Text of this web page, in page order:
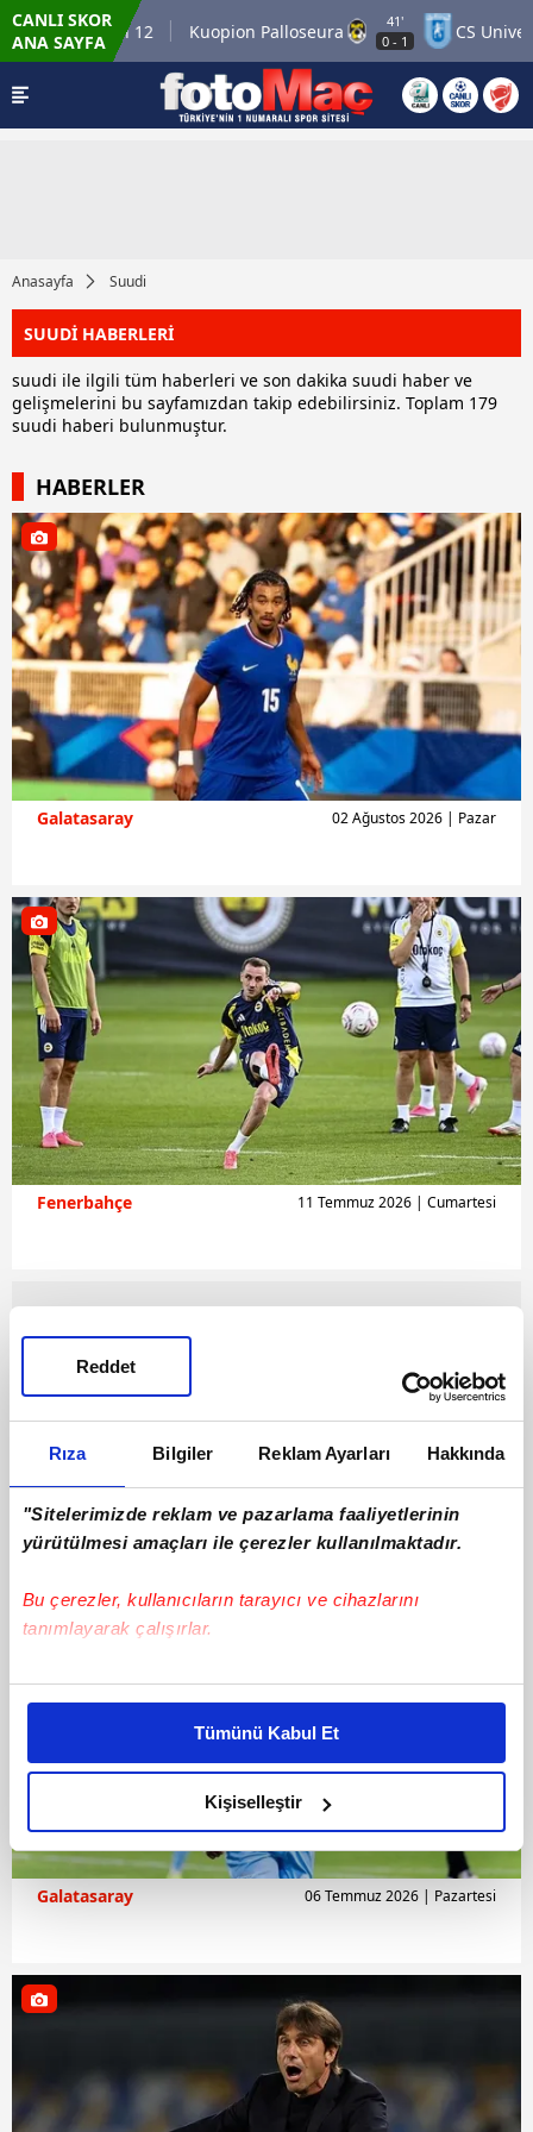
Rıza Bilgiler Reklam Ayarları Hakkında
"Sitelerimizde reklam ve pazarlama faaliyetlerinin
yürütülmesi amaçları ile çerezler kullanılmaktadır.
Bu çerezler, kullanıcıların tarayıcı ve cihazlarını
tanımlayarak çalışırlar.
Bu çerezlere izin vermeniz halinde sizlere özel
daha iyi reklam deneyimi yaşatabiliriz. Bunu yaparken
amacımızın size daha iyi bir reklam deneyimi sunmak
olduğunu ve sizlere en iyi içerikleri sunabilmek adına
elimizden gelen çabayı gösterdiğimizi ve bu noktada,
reklamların maliyetlerimizi karşılamak noktasında tek gelir
kalemimiz olduğunu sizlere hatırlatmak isteriz.
takdirde, kullanıcılara hedefli reklamlar
gösterilmeyecektir."
Sizlere daha iyi bir hizmet sunabilmek için İnternet
Sitemizde kendimize ve üçüncü kişilere ait çerezler
kullanılmaktadır. Bu çerezler vasıtasıyla çeşitli kişisel
Tümünü Kabul Et
Kişiselleştir
Reddet
CANLI SKOR
ANA SAYFA
Match 12 Kuopion Palloseura
41'
0- CS
Anasayfa Suudi
SUUDİ HABERLERİ
suudi ile ilgili tüm haberleri ve son dakika suudi haber ve
gelişmelerini bu sayfamızdan takip edebilirsiniz. Toplam 179
suudi haberi bulunmuştur.
HABERLER
Galatasaray 02 Ağustos 2026 | Pazar
Fenerbahçe 11 Temmuz 2026 | Cumartesi
Galatasaray 06 Temmuz 2026 | Pazartesi